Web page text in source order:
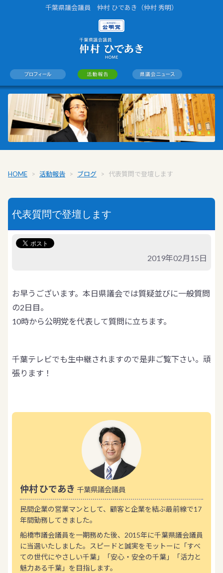
千葉県議会議員 仲村 ひであき（仲村 秀明）
HOME > 活動報告 > ブログ > 代表質問で登壇します
代表質問で登壇します
2019年02月15日
お早うございます。本日県議会では質疑並びに一般質問
の2日目。
10時から公明党を代表して質問に立ちます。
千葉テレビでも生中継されますので是非ご覧下さい。頑
張ります！
仲村 ひであき 千葉県議会議員
民間企業の営業マンとして、顧客と企業を結ぶ最前線で17
年間勤務してきました。
船橋市議会議員を一期務めた後、2015年に千葉県議会議員
に当選いたしました。スピードと誠実をモットーに「すべ
ての世代にやさしい千葉」「安心・安全の千葉」「活力と
魅力ある千葉」を目指します。